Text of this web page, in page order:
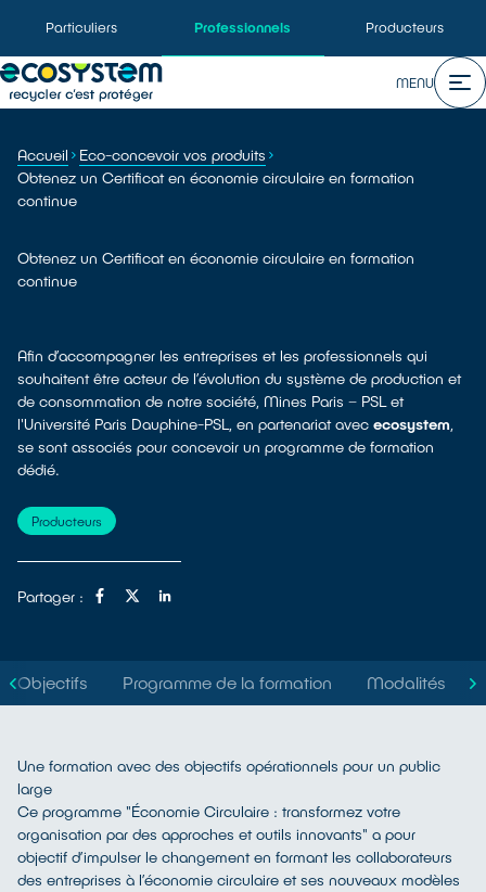
Particuliers Professionnels Producteurs
MENU
Accueil
Eco-concevoir vos produits
Obtenez un Certificat en économie circulaire en formation
continue
Obtenez un Certificat en économie circulaire en formation
continue
Afin d’accompagner les entreprises et les professionnels qui
souhaitent être acteur de l’évolution du système de production et
de consommation de notre société, Mines Paris – PSL et
l'Université Paris Dauphine-PSL, en partenariat avec ecosystem,
se sont associés pour concevoir un programme de formation
dédié.
Producteurs
Partager :
Objectifs Programme de la formation Modalités
Une formation avec des objectifs opérationnels pour un public
large
Ce programme "Économie Circulaire : transformez votre
organisation par des approches et outils innovants" a pour
objectif d’impulser le changement en formant les collaborateurs
des entreprises à l’économie circulaire et ses nouveaux modèles